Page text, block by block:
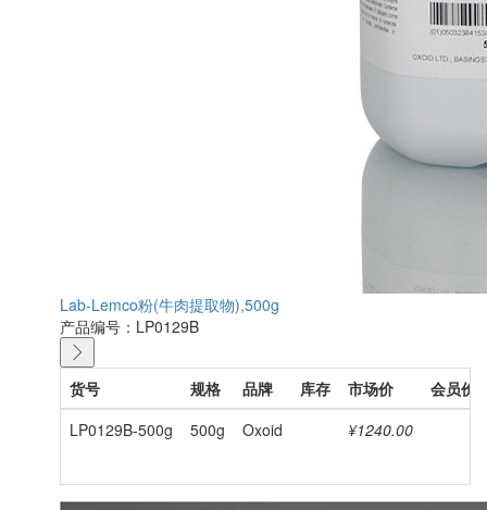
Lab-Lemco粉(牛肉提取物),500g
产品编号：LP0129B
货号 规格 品牌 库存 市场价
会员价
LP0129B-500g
500g Oxoid ¥1240.00